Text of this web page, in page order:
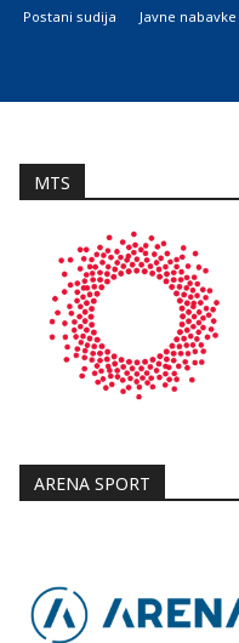
Postani sudija Javne nabavke
MTS
ARENA SPORT